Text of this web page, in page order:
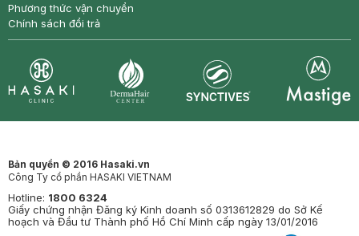
Phương thức vận chuyển
Chính sách đổi trả
Bản quyền © 2016 Hasaki.vn
Công Ty cổ phần HASAKI VIETNAM
Hotline: 1800 6324
Giấy chứng nhận Đăng ký Kinh doanh số 0313612829 do Sở Kế
hoạch và Đầu tư Thành phố Hồ Chí Minh cấp ngày 13/01/2016